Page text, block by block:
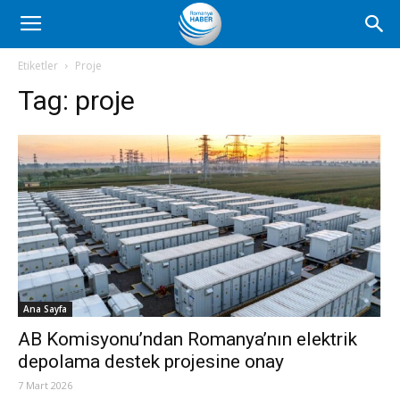
Romanya
Haber
Etiketler Proje
Tag: proje
Ana Sayfa
AB Komisyonu’ndan Romanya’nın elektrik
depolama destek projesine onay
7 Mart 2026